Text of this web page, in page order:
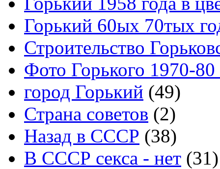
Горький 60ых 70тых
Строительство
Фото Горького 1970-80
город Горький (49)
Страна советов (2)
Назад в СССР (38)
В СССР секса - нет (31)